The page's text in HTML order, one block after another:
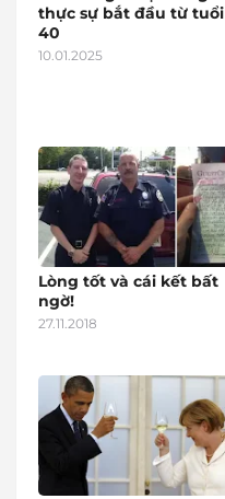
thực sự bắt đầu từ tuổi
40
10.01.2025
Lòng tốt và cái kết bất
ngờ!
27.11.2018